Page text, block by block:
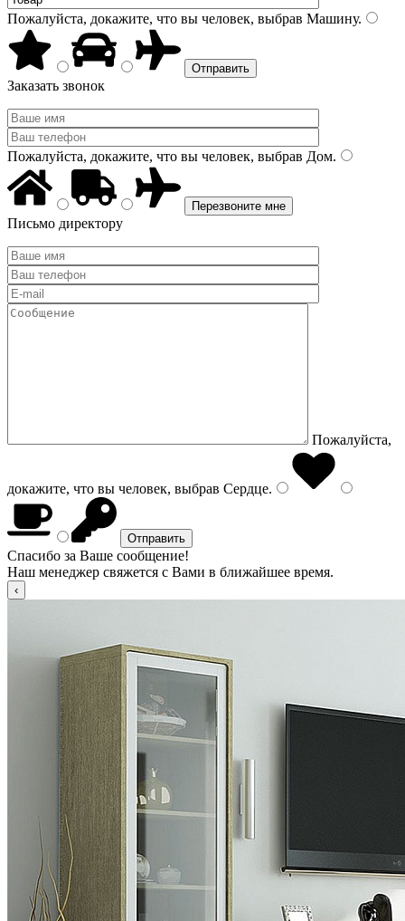
Пожалуйста, докажите, что вы человек, выбрав Машину.
Заказать звонок
Пожалуйста, докажите, что вы человек, выбрав Дом.
Письмо директору
Пожалуйста,
докажите, что вы человек, выбрав Сердце.
Спасибо за Ваше сообщение!
Наш менеджер свяжется с Вами в ближайшее время.